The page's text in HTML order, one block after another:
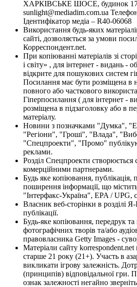
ХАРКІВСЬКЕ ШОСЕ, будинок
sunlight@mediadim.com.ua
Ідентифікатор медіа – R40-06068
Використання будь-яких
сайті, дозволяється за умови
Корреспондент.net.
При копіюванні матеріалів зі
і світу» , для інтернет - видань -
відкрите для пошукових систем
Посилання має бути розміщена в
повного або часткового
Гіперпосилання ( для інтернет -
розміщена в підзаголовку або в
матеріалу.
Новини з позначками "Думка",
"Регіони", "Гроші", "Влада",
"Спецпроекти", "Промо"
реклами.
Розділ Спецпроекти створюється
комерційними партнерами.
Будь яке копіювання, публікація,
поширення інформації, що
"Інтерфакс-Україна", EPA / UPG,
Власник веб-сторінки в розділі
публікації.
Будь-яке копіювання, передрук та
фотографічних творів та/або
правовласника Getty Images -
Матеріали сайту korrespondent.net
старше 21 року (21+). Участь в
викликати ігрову залежність.
(принципів) відповідальної гри.
ознак залежності негайно